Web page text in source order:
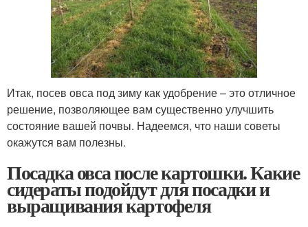
Итак, посев овса под зиму как удобрение – это отличное
решение, позволяющее вам существенно улучшить
состояние вашей почвы. Надеемся, что наши советы
окажутся вам полезны.
Посадка овса после картошки. Какие
сидераты подойдут для посадки и
выращивания картофеля